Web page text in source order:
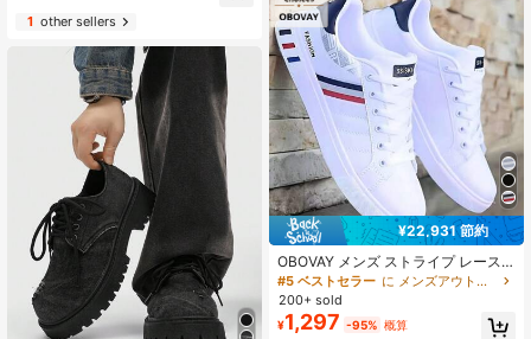
1other sellers
¥22,931 節約
OBOVAY メンズ ストライプ レース
アップ スケートシューズ - 耐久性の
あるPUレザー アッパー、通気性のあ
る生地ライニング、布製インソー
ル、滑り止めのPVCアウトソール、
#5 ベストセラー
に メンズアウトドアアスレチックシューズ
200+ sold
¥1,297 -95% 概算